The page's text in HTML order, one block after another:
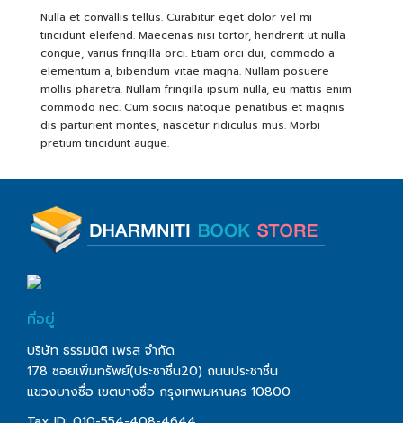
book@dharmniti.co.th
Nulla et convallis tellus. Curabitur eget dolor vel mi
tincidunt eleifend. Maecenas nisi tortor, hendrerit ut nulla
congue, varius fringilla orci. Etiam orci dui, commodo a
elementum a, bibendum vitae magna. Nullam posuere
mollis pharetra. Nullam fringilla ipsum nulla, eu mattis enim
commodo nec. Cum sociis natoque penatibus et magnis
dis parturient montes, nascetur ridiculus mus. Morbi
pretium tincidunt augue.
ที่อยู่
บริษัท ธรรมนิติ เพรส จำกัด
178 ซอยเพิ่มทรัพย์(ประชาชื่น20) ถนนประชาชื่น
แขวงบางซื่อ เขตบางซื่อ กรุงเทพมหานคร 10800